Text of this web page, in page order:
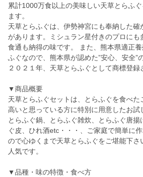
累計1000万食以上の美味しい天草とらふ
ます。
天草とらふぐは、伊勢神宮にも奉納した
があります。ミシュラン星付きのプロにも
食通も納得の味です。 また、熊本県適正
ふぐなので、熊本県が認めた”安心、安全”
２０２１年、天草とらふぐとして商標登録
▼商品概要
天草とらふぐセットは、とらふぐを食べ
高いと思っている方に特別に用意したお試
とらふぐ鍋、とらふぐ雑炊、とらふぐ唐揚
ぐ皮、ひれ酒etc・・・、ご家庭で簡単に
ので心ゆくまで天草とらふぐをご堪能下さ
人気です。
▼品種・味の特徴・食べ方